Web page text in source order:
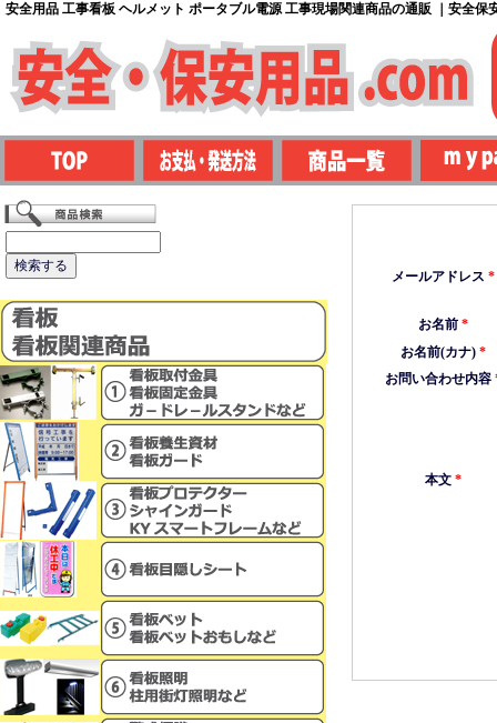
安全用品 工事看板 ヘルメット ポータブル電源 工事現場関連商品の通販 ｜安全保
メールアドレス *
お名前*
お名前(カナ)*
お問い合わせ内容
本文*